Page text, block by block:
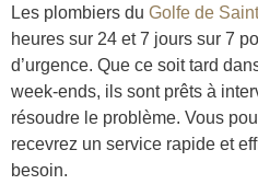
Les plombiers du Golfe de
heures sur 24 et 7 jours sur 7
d’urgence. Que ce soit tard
week-ends, ils sont prêts à
résoudre le problème. Vous
recevrez un service rapide et
besoin.